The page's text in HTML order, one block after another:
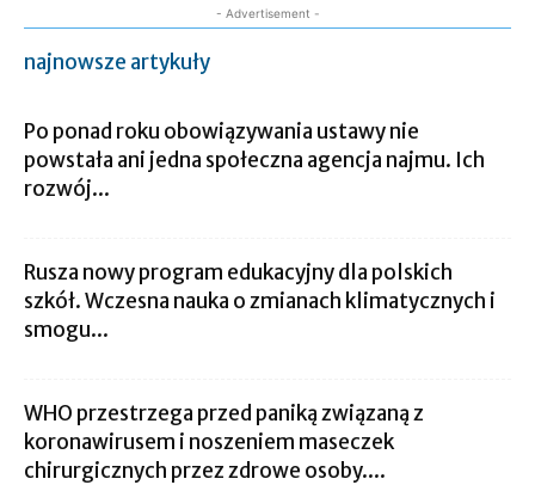
- Advertisement -
najnowsze artykuły
Po ponad roku obowiązywania ustawy nie
powstała ani jedna społeczna agencja najmu. Ich
rozwój...
Rusza nowy program edukacyjny dla polskich
szkół. Wczesna nauka o zmianach klimatycznych i
smogu...
WHO przestrzega przed paniką związaną z
koronawirusem i noszeniem maseczek
chirurgicznych przez zdrowe osoby....